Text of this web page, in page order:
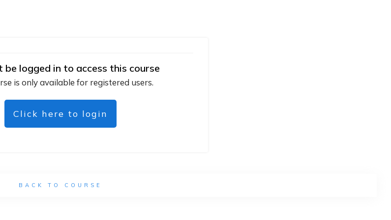
be logged in to access this course
is only available for registered users.
Click here to login
BACK TO COURSE